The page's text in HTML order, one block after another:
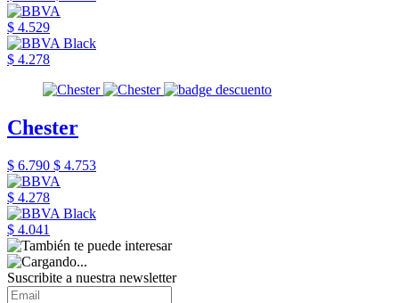
$ 4.529
$ 4.278
Chester
$ 6.790 $ 4.753
$ 4.278
$ 4.041
Suscribite a nuestra newsletter